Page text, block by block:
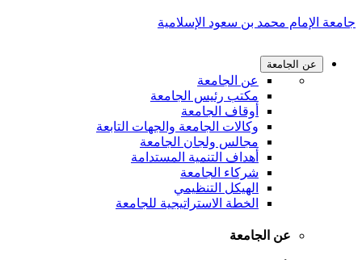
جامعة الإمام محمد بن سعود الإسلامية
عن الجامعة
عن الجامعة
مكتب رئيس الجامعة
أوقاف الجامعة
وكالات الجامعة والجهات التابعة
مجالس ولجان الجامعة
أهداف التنمية المستدامة
شركاء الجامعة
الهيكل التنظيمي
الخطة الاستراتيجية للجامعة
عن الجامعة